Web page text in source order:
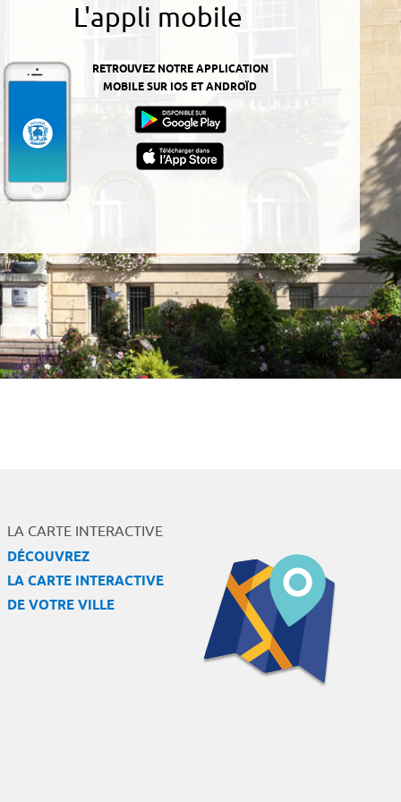
L'appli mobile
RETROUVEZ NOTRE APPLICATION
MOBILE SUR IOS ET ANDROÏD
LA CARTE INTERACTIVE
DÉCOUVREZ
LA CARTE INTERACTIVE
DE VOTRE VILLE